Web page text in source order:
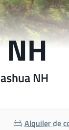
NH
Alquiler de